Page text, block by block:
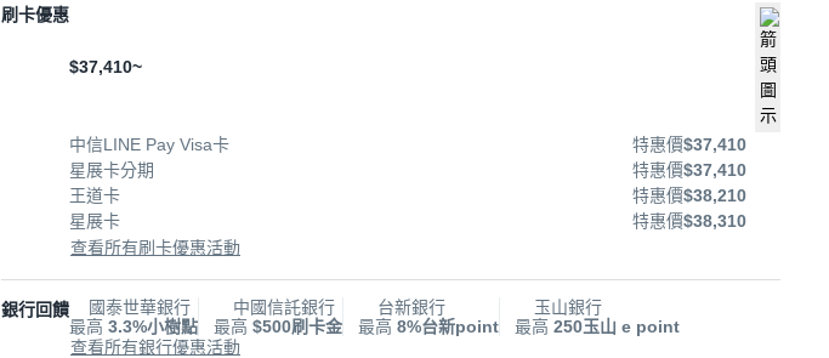
刷卡優惠
$37,410~
中信LINE Pay Visa卡 特惠價$37,410
星展卡分期
特惠價$37,410
王道卡
特惠價$38,210
星展卡
特惠價$38,310
查看所有刷卡優惠活動
銀行回饋
國泰世華銀行
最高 3.3%小樹點
中國信託銀行
最高 $500刷卡金
台新銀行
最高 8%台新point
玉山銀行
最高 250玉山 e point
查看所有銀行優惠活動